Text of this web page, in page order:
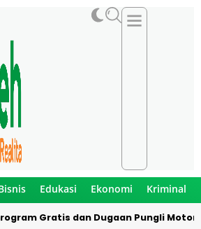
Edukasi Ekonomi Kriminal
Gratis dan Dugaan Pungli Motor